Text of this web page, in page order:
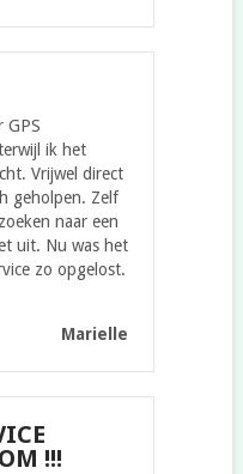
GPS
ik het
Vrijwel direct
geholpen. Zelf
naar een
uit. Nu was het
zo opgelost.
Marielle
!!!